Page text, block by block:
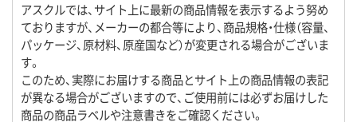
アスクルでは、サイト上に最新の商品情報を表示するよう努め
ておりますが、メーカーの都合等により、商品規格・仕様（容量、
パッケージ、原材料、原産国など）が変更される場合がございま
す。
このため、実際にお届けする商品とサイト上の商品情報の表記
が異なる場合がございますので、ご使用前には必ずお届けした
商品の商品ラベルや注意書きをご確認ください。